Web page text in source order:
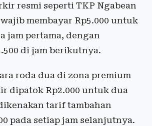
resmi seperti TKP Ngabean
membayar Rp5.000 untuk
jam pertama, dengan
di jam berikutnya.
roda dua di zona premium
dipatok Rp2.000 untuk dua
tarif tambahan
pada setiap jam selanjutnya.